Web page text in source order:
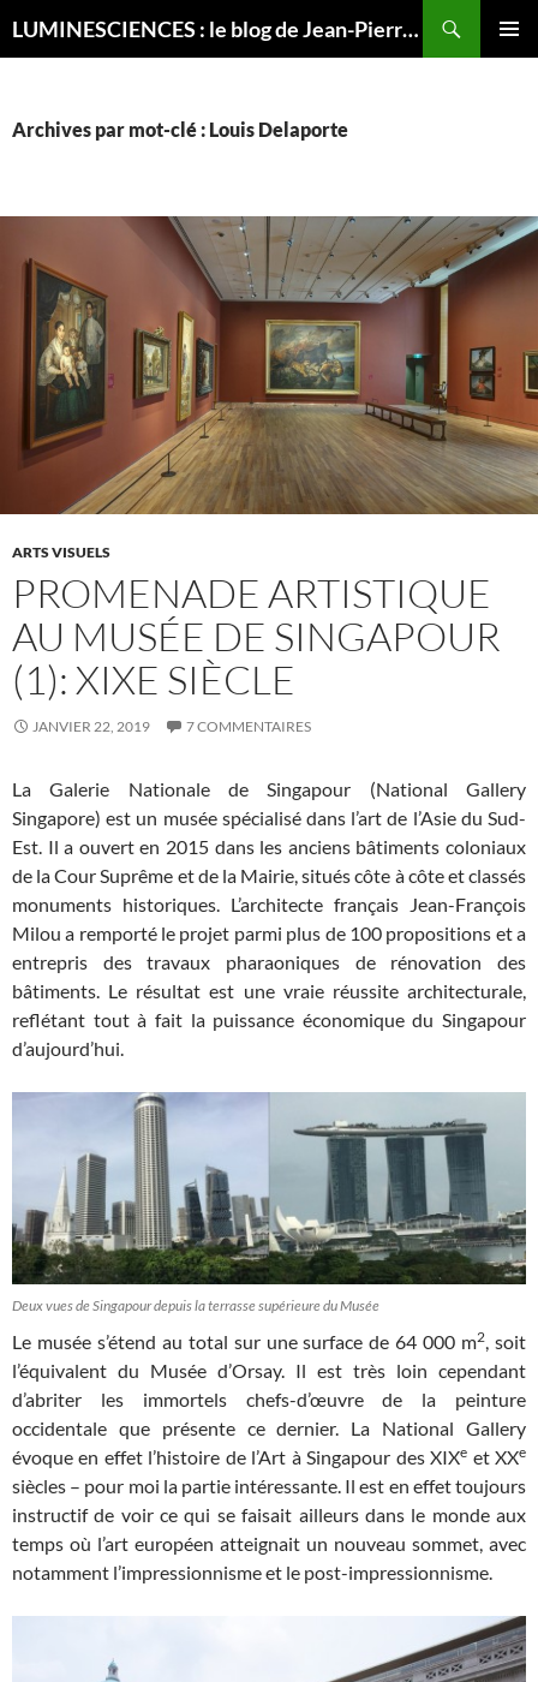
LUMINESCIENCES : le blog de Jean-Pierre LUMINET, astrophysicien
Archives par mot-clé : Louis Delaporte
ARTS VISUELS
PROMENADE ARTISTIQUE
AU MUSÉE DE SINGAPOUR
(1): XIXE SIÈCLE
JANVIER 22, 2019 7 COMMENTAIRES
La Galerie Nationale de Singapour (National Gallery
Singapore) est un musée spécialisé dans l’art de l’Asie du Sud-
Est. Il a ouvert en 2015 dans les anciens bâtiments coloniaux
de la Cour Suprême et de la Mairie, situés côte à côte et classés
monuments historiques. L’architecte français Jean-François
Milou a remporté le projet parmi plus de 100 propositions et a
entrepris des travaux pharaoniques de rénovation des
bâtiments. Le résultat est une vraie réussite architecturale,
reflétant tout à fait la puissance économique du Singapour
d’aujourd’hui.
Deux vues de Singapour depuis la terrasse supérieure du Musée
Le musée s’étend au total sur une surface de 64 000 m2 , soit
l’équivalent du Musée d’Orsay. Il est très loin cependant
d’abriter les immortels chefs-d’œuvre de la peinture
occidentale que présente ce dernier. La National Gallery
évoque en effet l’histoire de l’Art à Singapour des XIXe et XXe
siècles – pour moi la partie intéressante. Il est en effet toujours
instructif de voir ce qui se faisait ailleurs dans le monde aux
temps où l’art européen atteignait un nouveau sommet, avec
notamment l’impressionnisme et le post-impressionnisme.